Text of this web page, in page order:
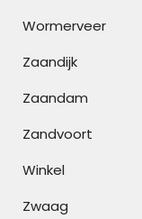
Wormerveer
Zaandijk
Zaandam
Zandvoort
Winkel
Zwaag